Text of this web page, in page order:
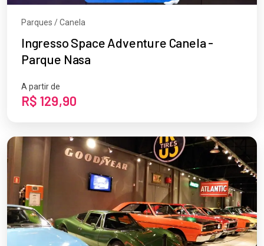
Parques / Canela
Ingresso Space Adventure Canela -
Parque Nasa
A partir de
R$ 129,90